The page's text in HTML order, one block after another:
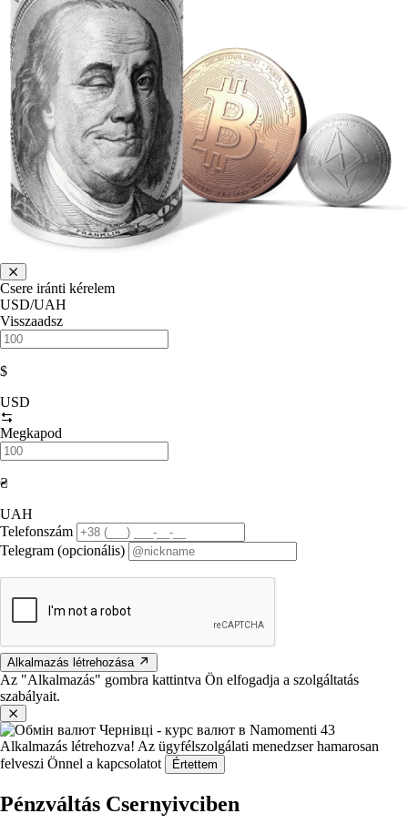
Csere iránti kérelem
USD/UAH
Visszaadsz
$
USD
Megkapod
₴
UAH
Telefonszám
Telegram (opcionális)
Alkalmazás létrehozása
Az "Alkalmazás" gombra kattintva Ön elfogadja a szolgáltatás
szabályait.
Alkalmazás létrehozva! Az ügyfélszolgálati menedzser hamarosan
felveszi Önnel a kapcsolatot
Értettem
Pénzváltás Csernyivciben